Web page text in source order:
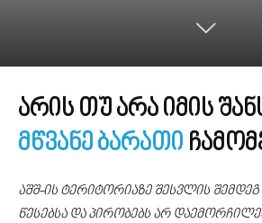
არის თუ არა იმის
მწვანე ბარათი
აშშ-ის ტერიტორიაზე შესვლის
წესებსა და პირობებს არ